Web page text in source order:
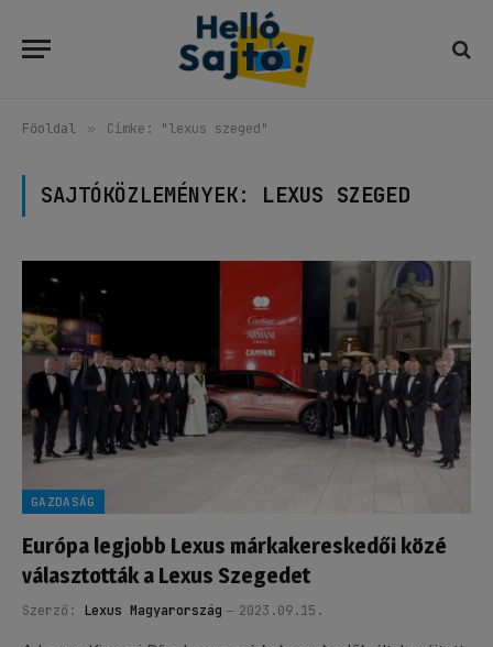
Főoldal » Címke: "lexus szeged"
SAJTÓKÖZLEMÉNYEK: LEXUS SZEGED
GAZDASÁG
Európa legjobb Lexus márkakereskedői közé
választották a Lexus Szegedet
Szerző: Lexus Magyarország 2023.09.15.